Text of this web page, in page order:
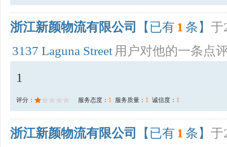
浙江新颜物流有限公司 【已有 1 条】 于
3137 Laguna Street 用户对他的一条点
1
评分： 服务态度： 1 服务质量： 1 诚信度： 1
浙江新颜物流有限公司 【已有 1 条】 于